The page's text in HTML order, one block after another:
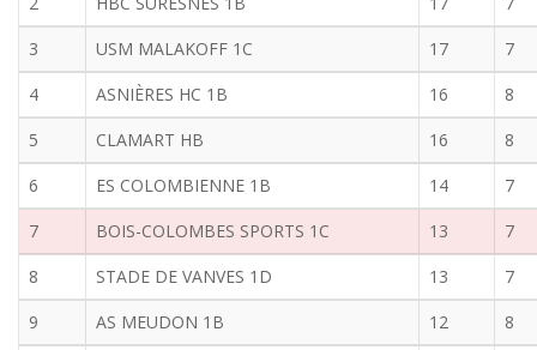
3
USM MALAKOFF 1C 17
7
4
ASNIÈRES HC 1B 16
8
5
CLAMART HB 16
8
6
ES COLOMBIENNE 1B 14
7
7
BOIS-COLOMBES SPORTS 1C 13
7
8
STADE DE VANVES 1D 13
7
9
AS MEUDON 1B 12
8